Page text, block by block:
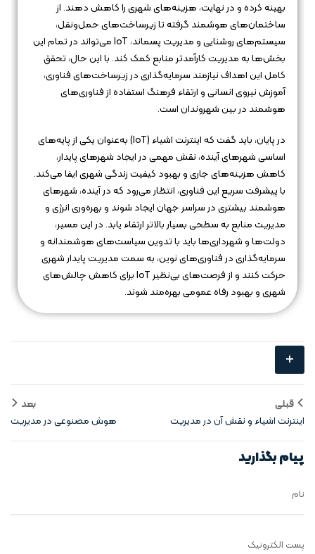
بهینه کرده و در نهایت، هزینه‌های شهری را کاهش دهند. از
ساختمان‌های هوشمند گرفته تا زیرساخت‌های حمل‌ونقل،
سیستم‌های روشنایی و مدیریت پسماند، IoT می‌تواند در تمام این
بخش‌ها به مدیریت کارآمدتر منابع کمک کند. با این حال، تحقق
کامل این اهداف نیازمند سرمایه‌گذاری در زیرساخت‌های فناوری،
آموزش نیروی انسانی و ارتقاء فرهنگ استفاده از فناوری‌های
هوشمند در بین شهروندان است.
در پایان، باید گفت که اینترنت اشیاء (IoT) به‌عنوان یکی از پایه‌های
اساسی شهرهای آینده، نقش مهمی در ایجاد شهرهای پایدار،
کاهش هزینه‌های جاری و بهبود کیفیت زندگی شهری ایفا می‌کند.
با پیشرفت سریع این فناوری، انتظار می‌رود که در آینده، شهرهای
هوشمند بیشتری در سراسر جهان ایجاد شوند و بهره‌وری انرژی و
مدیریت منابع به سطحی بسیار بالاتر ارتقاء یابد. در این مسیر،
دولت‌ها و شهرداری‌ها باید با تدوین سیاست‌های هوشمندانه و
سرمایه‌گذاری در فناوری‌های نوین، به سمت مدیریت پایدار شهری
حرکت کنند و از فرصت‌های بی‌نظیر IoT برای کاهش چالش‌های
شهری و بهبود رفاه عمومی بهره‌مند شوند.
+
قبلی
اینترنت اشیاء و نقش آن در مدیریت
شهری
بعد
هوش مصنوعی در مدیریت
شهرهای پرجمعیت
پیام بگذارید
نام
پست الکترونیک